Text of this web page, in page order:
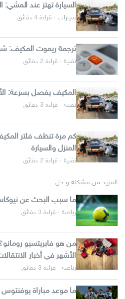
السيارة تهتز عند
سيارات · قراءة 4 دقائق
ترجمة ريموت المكيف: شرح
تقنية · قراءة 2 دقائق
المكيف يفصل بسرعة:
تقنية · قراءة 3 دقائق
كم مرة تنظف فلتر
المنزل والسيارة
تقنية · قراءة 2 دقائق
المزيد من مشكلة و حل
ما سبب البحث عن
رياضة · قراءة 3 دقائق
من هو فابريتسيو
الأشهر في أخبار
رياضة · قراءة 3 دقائق
ما موعد مباراة يوفنتوس